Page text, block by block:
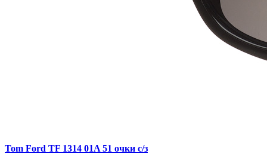
Tom Ford TF 1314 01A 51 очки с/з